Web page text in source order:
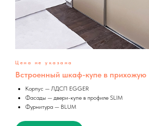
Цена не указана
Встроенный шкаф-купе в прихожую
Корпус — ЛДСП EGGER
Фасады — двери-купе в профиле SLIM
Фурнитура — BLUM